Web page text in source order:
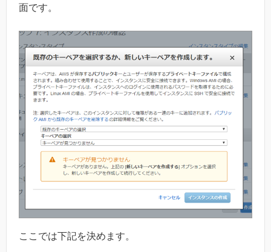
面です。
ここでは下記を決めます。